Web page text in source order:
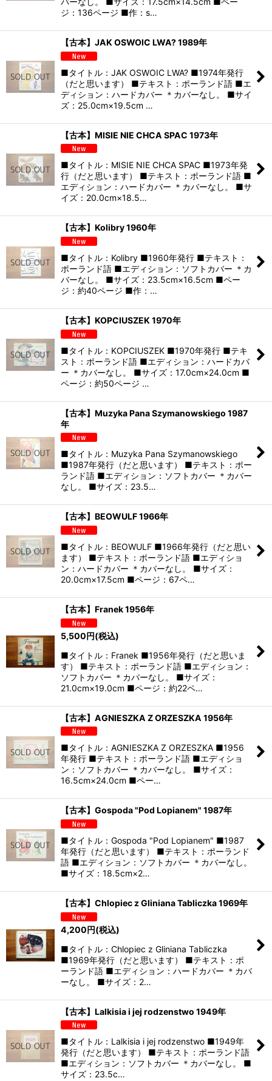
ジ：136ページ ■作：s…
【古本】JAK OSWOIC LWA? 1989年
■タイトル：JAK OSWOIC LWA? ■1974年発行
（だと思います） ■テキスト：ポーランド語 ■エ
ディション：ハードカバー ＊カバーなし。 ■サイ
ズ：25.0cm×19.5cm …
【古本】MISIE NIE CHCA SPAC 1973年
■タイトル：MISIE NIE CHCA SPAC ■1973年発
行（だと思います） ■テキスト：ポーランド語 ■
エディション：ハードカバー ＊カバーなし。 ■サ
イズ：20.0cm×18.5…
【古本】Kolibry 1960年
■タイトル：Kolibry ■1960年発行 ■テキスト：
ポーランド語 ■エディション：ソフトカバー ＊カ
バーなし。 ■サイズ：23.5cm×16.5cm ■ペー
ジ：約40ページ ■作：…
【古本】KOPCIUSZEK 1970年
■タイトル：KOPCIUSZEK ■1970年発行 ■テキ
スト：ポーランド語 ■エディション：ハードカバ
ー ＊カバーなし。 ■サイズ：17.0cm×24.0cm ■
ページ：約50ページ …
【古本】Muzyka Pana Szymanowskiego 1987
年
■タイトル：Muzyka Pana Szymanowskiego
■1987年発行（だと思います） ■テキスト：ポー
ランド語 ■エディション：ソフトカバー ＊カバー
なし。 ■サイズ：23.5…
【古本】BEOWULF 1966年
■タイトル：BEOWULF ■1966年発行（だと思い
ます） ■テキスト：ポーランド語 ■エディショ
ン：ハードカバー ＊カバーなし。 ■サイズ：
20.0cm×17.5cm ■ページ：67ペ…
【古本】Franek 1956年
5,500円(税込)
■タイトル：Franek ■1956年発行（だと思いま
す） ■テキスト：ポーランド語 ■エディション：
ソフトカバー ＊カバーなし。 ■サイズ：
21.0cm×19.0cm ■ページ：約22ペ…
【古本】AGNIESZKA Z ORZESZKA 1956年
■タイトル：AGNIESZKA Z ORZESZKA ■1956
年発行 ■テキスト：ポーランド語 ■エディショ
ン：ソフトカバー ＊カバーなし。 ■サイズ：
16.5cm×24.0cm ■ペー…
【古本】Gospoda "Pod Lopianem" 1987年
■タイトル：Gospoda "Pod Lopianem" ■1987
年発行（だと思います） ■テキスト：ポーランド
語 ■エディション：ソフトカバー ＊カバーなし。
■サイズ：18.5cm×2…
【古本】Chlopiec z Gliniana Tabliczka 1969年
4,200円(税込)
■タイトル：Chlopiec z Gliniana Tabliczka
■1969年発行（だと思います） ■テキスト：ポ
ーランド語 ■エディション：ハードカバー ＊カバ
ーなし。 ■サイズ：2…
【古本】Lalkisia i jej rodzenstwo 1949年
■タイトル：Lalkisia i jej rodzenstwo ■1949年
発行（だと思います） ■テキスト：ポーランド語
■エディション：ソフトカバー ＊カバーなし。 ■
サイズ：23.5c…